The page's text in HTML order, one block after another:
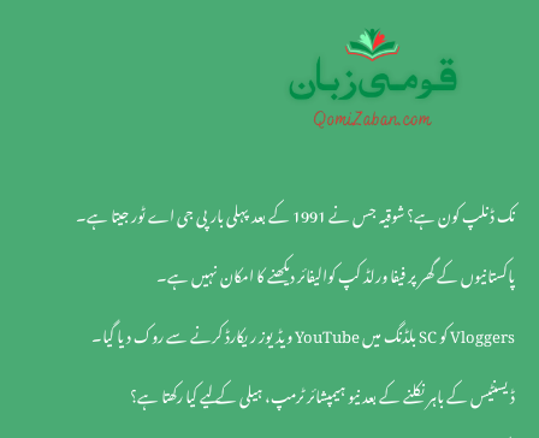
نک ڈنلپ کون ہے؟ شوقیہ جس نے 1991 کے بعد پہلی بار پی جی اے ٹور جیتا ہے۔
پاکستانیوں کے گھر پر فیفا ورلڈ کپ کوالیفائر دیکھنے کا امکان نہیں ہے۔
Vloggers کو SC بلڈنگ میں YouTube ویڈیوز ریکارڈ کرنے سے روک دیا گیا۔
ڈیسنٹیس کے باہر نکلنے کے بعد نیو ہیمپشائر ٹرمپ، ہیلی کے لیے کیا رکھتا ہے؟